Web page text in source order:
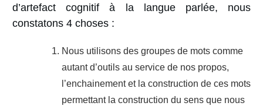
d’artefact cognitif à la langue parlée, nous
constatons 4 choses :
Nous utilisons des groupes de mots comme
autant d’outils au service de nos propos,
l’enchainement et la construction de ces mots
permettant la construction du sens que nous